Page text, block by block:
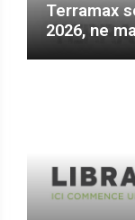
Terramax
2026, ne